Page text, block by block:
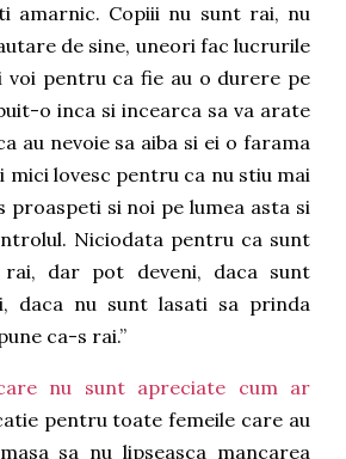
amarnic. Copiii nu sunt rai, nu
de sine, uneori fac lucrurile
voi pentru ca fie au o durere pe
o inca si incearca sa va arate
au nevoie sa aiba si ei o farama
mici lovesc pentru ca nu stiu mai
proaspeti si noi pe lumea asta si
Niciodata pentru ca sunt
dar pot deveni, daca sunt
daca nu sunt lasati sa prinda
ca-s rai.”
nu sunt apreciate cum ar
pentru toate femeile care au
sa nu lipseasca mancarea